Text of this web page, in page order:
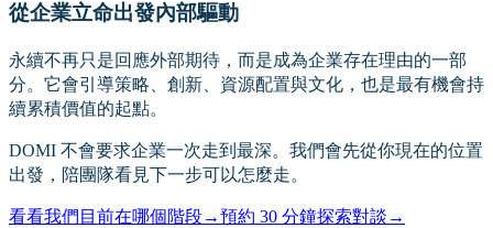
從企業立命出發內部驅動
永續不再只是回應外部期待，而是成為企業存在理由的一部
分。它會引導策略、創新、資源配置與文化，也是最有機會持
續累積價值的起點。
DOMI 不會要求企業一次走到最深。我們會先從你現在的位置
出發，陪團隊看見下一步可以怎麼走。
看看我們目前在哪個階段→預約 30 分鐘探索對談 →